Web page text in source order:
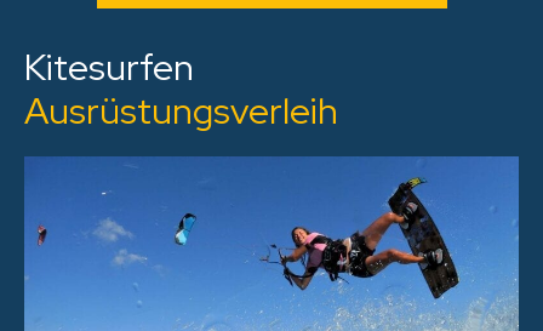
Kitesurfen
Ausrüstungsverleih